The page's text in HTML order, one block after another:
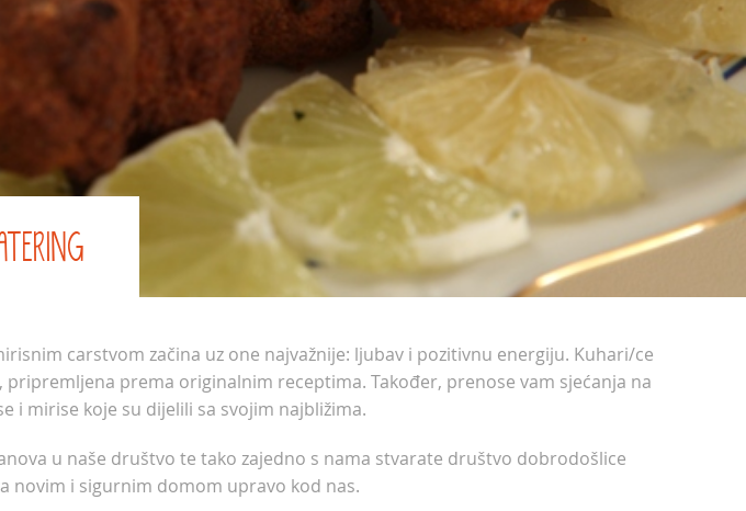
carstvom začina uz one najvažnije: ljubav i pozitivnu energiju. Kuhari/ce
prema originalnim receptima. Također, prenose vam sjećanja na
i mirise koje su dijelili sa svojim najbližima.
u naše društvo te tako zajedno s nama stvarate društvo dobrodošlice
novim i sigurnim domom upravo kod nas.